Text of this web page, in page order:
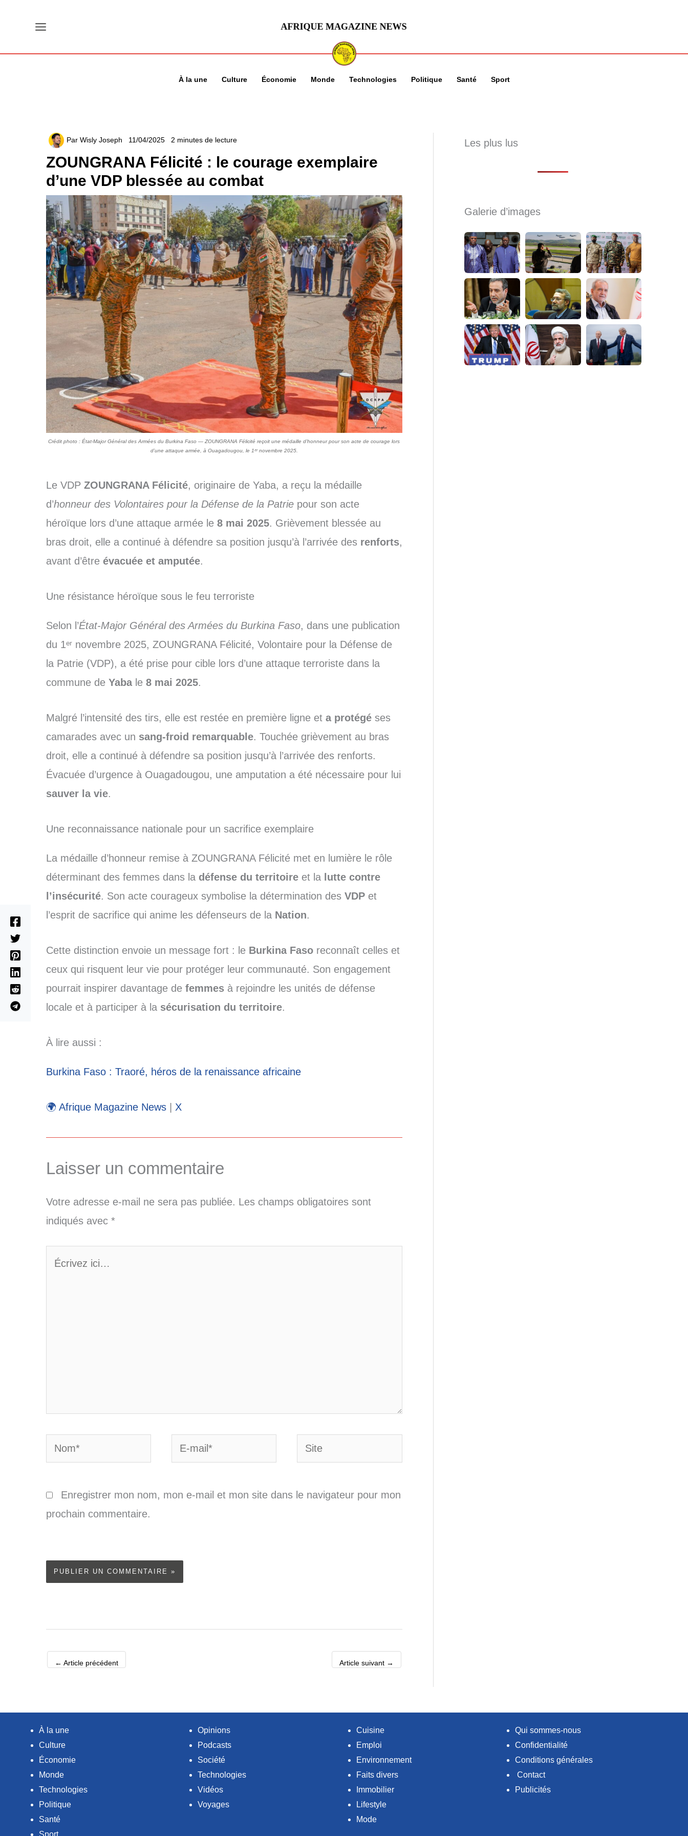
À la une Culture Économie Monde Technologies Politique Santé Sport
Par Wisly Joseph 11/04/2025 2 minutes de lecture
ZOUNGRANA Félicité : le courage exemplaire
d’une VDP blessée au combat
Crédit photo : État-Major Général des Armées du Burkina Faso — ZOUNGRANA Félicité reçoit une médaille d’honneur pour son acte de courage lors
d’une attaque armée, à Ouagadougou, le 1ᵉʳ novembre 2025.
Le VDP ZOUNGRANA Félicité, originaire de Yaba, a reçu la médaille
d’honneur des Volontaires pour la Défense de la Patriepour son acte
héroïque lors d’une attaque armée le 8 mai 2025. Grièvement blessée au
bras droit, elle a continué à défendre sa position jusqu’à l’arrivée des renforts,
avant d’être évacuée et amputée.
Une résistance héroïque sous le feu terroriste
Selon l’État-Major Général des Armées du Burkina Faso, dans une publication
du 1ᵉʳ novembre 2025, ZOUNGRANA Félicité, Volontaire pour la Défense de
la Patrie (VDP), a été prise pour cible lors d’une attaque terroriste dans la
commune deYabale 8 mai 2025.
Malgré l’intensité des tirs, elle est restée en première ligne et a protégéses
camarades avec un sang-froid remarquable. Touchée grièvement au bras
droit, elle a continué à défendre sa position jusqu’à l’arrivée des renforts.
Évacuée d’urgence à Ouagadougou, une amputation a été nécessaire pour lui
sauver la vie.
Une reconnaissance nationale pour un sacrifice exemplaire
La médaille d’honneur remise à ZOUNGRANA Félicité met en lumière le rôle
déterminant des femmes dans la défense du territoireet la lutte contre
l’insécurité. Son acte courageux symbolise la détermination des VDP et
l’esprit de sacrifice qui anime les défenseurs de laNation.
Cette distinction envoie un message fort : le Burkina Fasoreconnaît celles et
ceux qui risquent leur vie pour protéger leur communauté. Son engagement
pourrait inspirer davantage defemmesà rejoindre les unités de défense
locale et à participer à la sécurisation du territoire.
À lire aussi :
Burkina Faso : Traoré, héros de la renaissance africaine
🌍 Afrique Magazine News X
Laisser un commentaire
Votre adresse e-mail ne sera pas publiée. Les champs obligatoires sont
indiqués avec *
Écrivez
Nom*
E-
mail*
Site
Enregistrer mon nom, mon e-mail et mon site dans le navigateur pour mon
prochain commentaire.
← Article précédent Article suivant →
Les plus lus
Galerie d’images
À la une
Culture
Économie
Monde
Technologies
Politique
Santé
Opinions
Podcasts
Société
Technologies
Vidéos
Voyages
Cuisine
Emploi
Environnement
Faits divers
Immobilier
Lifestyle
Mode
Qui sommes-nous
Confidentialité
Conditions générales
Contact
Publicités